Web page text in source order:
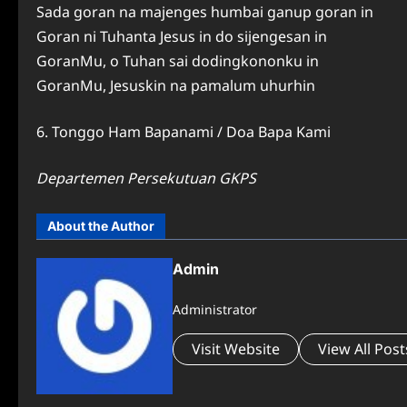
Sada goran na majenges humbai ganup goran in
Goran ni Tuhanta Jesus in do sijengesan in
GoranMu, o Tuhan sai dodingkononku in
GoranMu, Jesuskin na pamalum uhurhin
6. Tonggo Ham Bapanami / Doa Bapa Kami
Departemen Persekutuan GKPS
About the Author
Admin
Administrator
Visit Website View All